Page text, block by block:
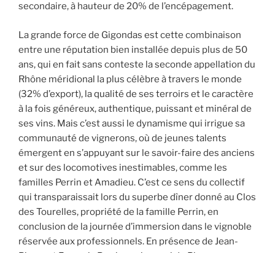
secondaire, à hauteur de 20% de l’encépagement.
La grande force de Gigondas est cette combinaison
entre une réputation bien installée depuis plus de 50
ans, qui en fait sans conteste la seconde appellation du
Rhône méridional la plus célèbre à travers le monde
(32% d’export), la qualité de ses terroirs et le caractère
à la fois généreux, authentique, puissant et minéral de
ses vins. Mais c’est aussi le dynamisme qui irrigue sa
communauté de vignerons, où de jeunes talents
émergent en s’appuyant sur le savoir-faire des anciens
et sur des locomotives inestimables, comme les
familles Perrin et Amadieu. C’est ce sens du collectif
qui transparaissait lors du superbe dîner donné au Clos
des Tourelles, propriété de la famille Perrin, en
conclusion de la journée d’immersion dans le vignoble
réservée aux professionnels. En présence de Jean-